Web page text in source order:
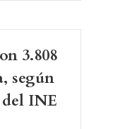
3.808
según
INE